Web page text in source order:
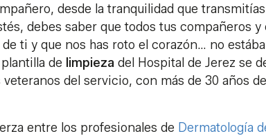
desde la tranquilidad que
debes saber que todos tus compañeros y
ti y que nos has roto el corazón… no
de limpieza del Hospital de Jerez se
del servicio, con más de 30 años
entre los profesionales de Dermatología